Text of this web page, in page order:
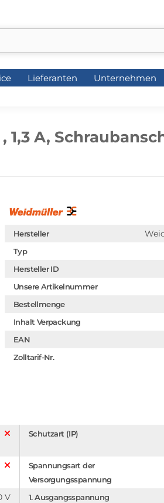
Lieferanten Unternehmen
1,3 A,
Hersteller
Typ
Hersteller ID
Unsere Artikelnummer
Bestellmenge
Inhalt Verpackung
EAN
Zolltarif-Nr.
Schutzart (IP)
Spannungsart der
Versorgungsspannung
V 1. Ausgangsspannung
Lieferanten Unternehmen